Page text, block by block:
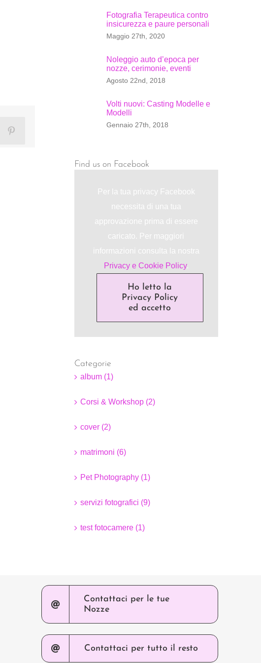
Pinterest
Fotografia Terapeutica contro
insicurezza e paure personali
Maggio 27th, 2020
Noleggio auto d’epoca per
nozze, cerimonie, eventi
Agosto 22nd, 2018
Volti nuovi: Casting Modelle e
Modelli
Gennaio 27th, 2018
Find us on Facebook
Per la tua privacy Facebook
necessita di una tua
approvazione prima di essere
caricato. Per maggiori
informazioni consulta la nostra
Privacy e Cookie Policy.
Ho letto la
Privacy Policy
ed accetto
Categorie
album (1)
Corsi & Workshop (2)
cover (2)
matrimoni (6)
Pet Photography (1)
servizi fotografici (9)
test fotocamere (1)
Contattaci per le tue
Nozze
Contattaci per tutto il resto